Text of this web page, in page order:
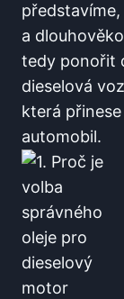
a
tedy ponořit
dieselová
která
automobil.